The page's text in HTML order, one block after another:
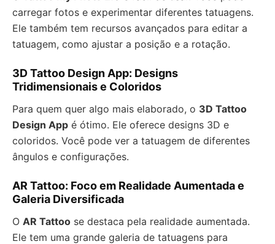
carregar fotos e experimentar diferentes tatuagens.
Ele também tem recursos avançados para editar a
tatuagem, como ajustar a posição e a rotação.
3D Tattoo Design App: Designs
Tridimensionais e Coloridos
Para quem quer algo mais elaborado, o 3D Tattoo
Design App é ótimo. Ele oferece designs 3D e
coloridos. Você pode ver a tatuagem de diferentes
ângulos e configurações.
AR Tattoo: Foco em Realidade Aumentada e
Galeria Diversificada
O AR Tattoo se destaca pela realidade aumentada.
Ele tem uma grande galeria de tatuagens para